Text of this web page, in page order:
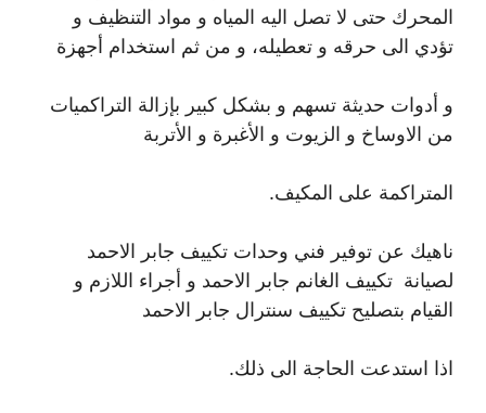
المحرك حتى لا تصل اليه المياه و مواد التنظيف و
تؤدي الى حرقه و تعطيله، و من ثم استخدام أجهزة
و أدوات حديثة تسهم و بشكل كبير بإزالة التراكميات
من الاوساخ و الزيوت و الأغبرة و الأتربة
المتراكمة على المكيف.
ناهيك عن توفير فني وحدات تكييف جابر الاحمد
لصيانة تكييف الغانم جابر الاحمد و أجراء اللازم و
القيام بتصليح تكييف سنترال جابر الاحمد
اذا استدعت الحاجة الى ذلك.